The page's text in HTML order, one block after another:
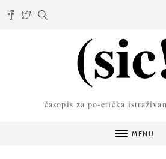
časopis za po-etička
MENU